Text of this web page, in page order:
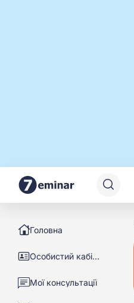
Головна
Особистий кабінет
Мої консультації